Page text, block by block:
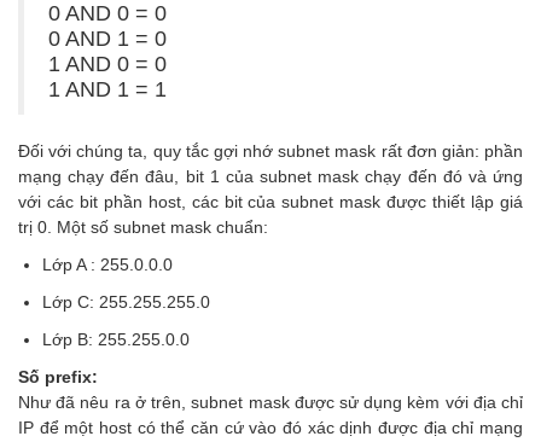
0 AND 0 = 0
0 AND 1 = 0
1 AND 0 = 0
1 AND 1 = 1
Đối với chúng ta, quy tắc gợi nhớ subnet mask rất đơn giản: phần
mạng chạy đến đâu, bit 1 của subnet mask chạy đến đó và ứng
với các bit phần host, các bit của subnet mask được thiết lập giá
trị 0. Một số subnet mask chuẩn:
Lớp A : 255.0.0.0
Lớp C: 255.255.255.0
Lớp B: 255.255.0.0
Số prefix:
Như đã nêu ra ở trên, subnet mask được sử dụng kèm với địa chỉ
IP để một host có thể căn cứ vào đó xác dịnh được địa chỉ mạng